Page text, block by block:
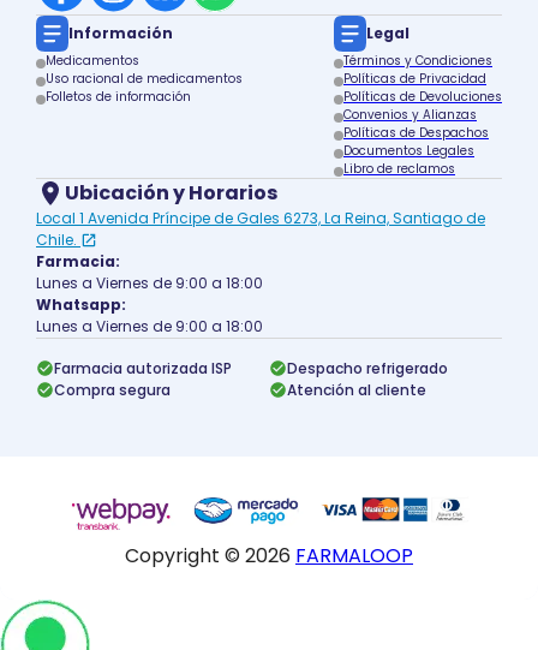
Información
Medicamentos
Uso racional de medicamentos
Folletos de información
Legal
Términos y Condiciones
Políticas de Privacidad
Políticas de Devoluciones
Convenios y Alianzas
Políticas de Despachos
Documentos Legales
Libro de reclamos
Ubicación y Horarios
Local 1 Avenida Príncipe de Gales 6273, La Reina, Santiago de
Chile.
Farmacia:
Lunes a Viernes de 9:00 a 18:00
Whatsapp:
Lunes a Viernes de 9:00 a 18:00
Farmacia autorizada ISP
Despacho refrigerado
Compra segura
Atención al cliente
Copyright © 2026 FARMALOOP